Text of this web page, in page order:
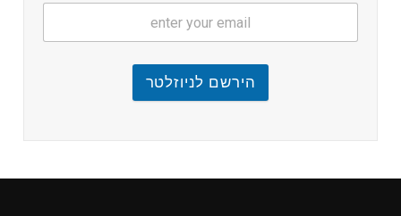
הירשם לניוזלטר